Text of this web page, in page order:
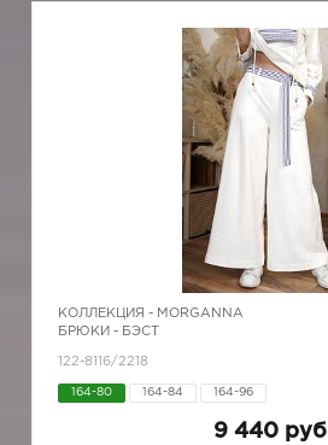
КОЛЛЕКЦИЯ - MORGANNA
БРЮКИ - БЭСТ
122-8116/2218
164-80 164-84 164-96
9 440 руб